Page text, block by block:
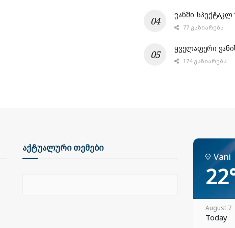
ვანში სპექტაკლ
77 ᲒᲐᲖᲘᲐᲠᲔᲑᲐ
ყველაფერი
174 ᲒᲐᲖᲘᲐᲠᲔᲑᲐ
აქტუალური თემები
Vani
August 7
Today